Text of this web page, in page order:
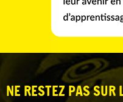
NE RESTEZ PAS SUR